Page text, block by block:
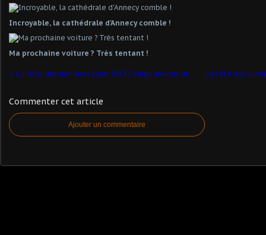
Incroyable, la cathédrale d'Annecy comble !
Ma prochaine voiture ? Très tentant !
La fête des lumières Lyon 2017 / Vingt années lumière Théatre des Célestins
Commenter cet article
Ajouter un commentaire